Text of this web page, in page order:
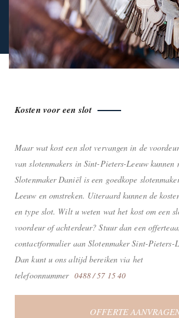
Kosten voor een slot
Maar wat kost een slot vervangen in de
van slotenmakers in Sint-Pieters-Leeuw kunnen
Slotenmaker Daniël is een goedkope
Leeuw en omstreken. Uiteraard kunnen de
en type slot. Wilt u weten wat het kost om een
voordeur of achterdeur? Stuur dan een
contactformulier aan Slotenmaker Sint-Pieters-
Dan kunt u ons altijd bereiken via het
telefoonnummer 0488 / 57 15 40
OFFERTE